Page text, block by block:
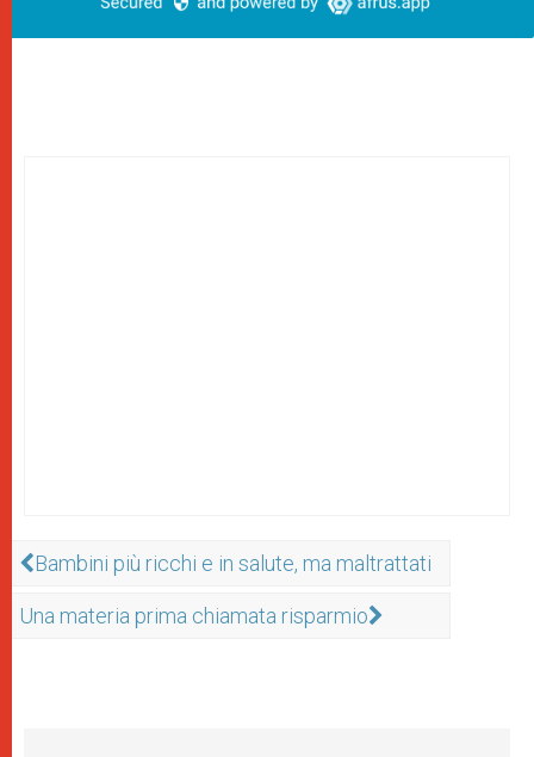
Bambini più ricchi e in salute, ma maltrattati
Una materia prima chiamata risparmio